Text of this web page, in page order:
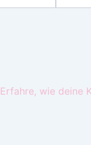
Erfahre, wie deine